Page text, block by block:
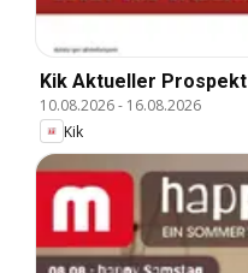
Kik Aktueller Prospekt
10.08.2026- 16.08.2026
Kik